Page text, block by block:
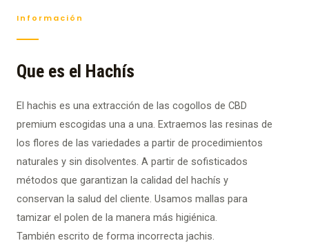
Información
Que es el Hachís
El hachis es una extracción de las cogollos de CBD
premium escogidas una a una. Extraemos las resinas de
los flores de las variedades a partir de procedimientos
naturales y sin disolventes. A partir de sofisticados
métodos que garantizan la calidad del hachís y
conservan la salud del cliente. Usamos mallas para
tamizar el polen de la manera más higiénica.
También escrito de forma incorrecta jachis.